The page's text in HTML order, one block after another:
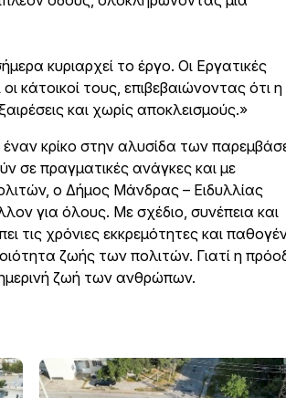
κυριαρχεί το έργο. Οι Εργατικές
κάτοικοί τους, επιβεβαιώνοντας ότι η
και χωρίς αποκλεισμούς.»
κρίκο στην αλυσίδα των
σε πραγματικές ανάγκες και με
ο Δήμος Μάνδρας – Ειδυλλίας
για όλους. Με σχέδιο, συνέπεια και
τις χρόνιες εκκρεμότητες και
ζωής των πολιτών. Γιατί η
ζωή των ανθρώπων.